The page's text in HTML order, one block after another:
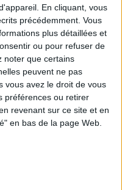
En cliquant, vous
précédemment. Vous
plus détaillées et
ou pour refuser de
noter que certains
peuvent ne pas
vous avez le droit de vous
préférences ou retirer
revenant sur ce site et en
en bas de la page Web.
par des féculents ?
05/08/2026